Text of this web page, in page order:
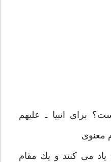
براى انبيا ـ عليهم
معنوى
مى كنند و يك مقام